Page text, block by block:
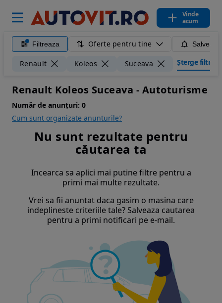
Vinde
acum
Filtreaza Oferte pentru tine
Renault Koleos Suceava Șterge filtrele
Renault Koleos Suceava - Autoturisme
Număr de anunțuri: 0
Cum sunt organizate anunturile?
Nu sunt rezultate pentru
căutarea ta
Incearca sa aplici mai putine filtre pentru a
primi mai multe rezultate.
Vrei sa fii anuntat daca gasim o masina care
indeplineste criteriile tale? Salveaza cautarea
pentru a primi notificari pe e-mail.